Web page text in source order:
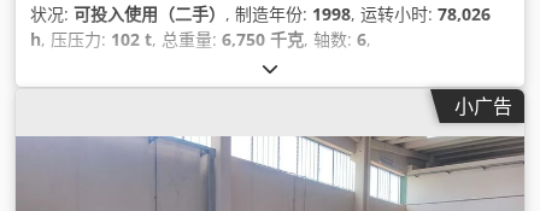
状况: 可投入使用（二手） , 制造年份: 1998, 运转小时: 78,026
h, 压压力: 102 t, 总重量: 6,750 千克, 轴数: 6,
小广告